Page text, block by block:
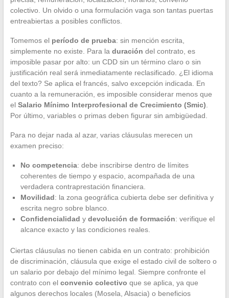
colectivo. Un olvido o una formulación vaga son tantas puertas
entreabiertas a posibles conflictos.
Tomemos el período de prueba: sin mención escrita,
simplemente no existe. Para la duración del contrato, es
imposible pasar por alto: un CDD sin un término claro o sin
justificación real será inmediatamente reclasificado. ¿El idioma
del texto? Se aplica el francés, salvo excepción indicada. En
cuanto a la remuneración, es imposible considerar menos que
el Salario Mínimo Interprofesional de Crecimiento (Smic)
Por último, variables o primas deben figurar sin ambigüedad.
Para no dejar nada al azar, varias cláusulas merecen un
examen preciso:
No competencia: debe inscribirse dentro de límites
coherentes de tiempo y espacio, acompañada de una
verdadera contraprestación financiera.
Movilidad: la zona geográfica cubierta debe ser definitiva y
escrita negro sobre blanco.
Confidencialidad y devolución de formación: verifique el
alcance exacto y las condiciones reales.
Ciertas cláusulas no tienen cabida en un contrato: prohibición
de discriminación, cláusula que exige el estado civil de soltero o
un salario por debajo del mínimo legal. Siempre confronte el
contrato con el convenio colectivo que se aplica, ya que
algunos derechos locales (Mosela, Alsacia) o beneficios